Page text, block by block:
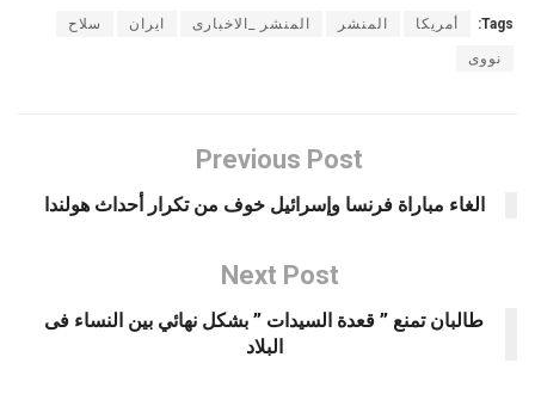
Tags: أمريكا المنشر المنشر _الاخبارى ايران سلاح
نووى
Previous Post
الغاء مباراة فرنسا وإسرائيل خوف من تكرار أحداث هولندا
Next Post
طالبان تمنع ” قعدة السيدات ” بشكل نهائي بين النساء فى
البلاد